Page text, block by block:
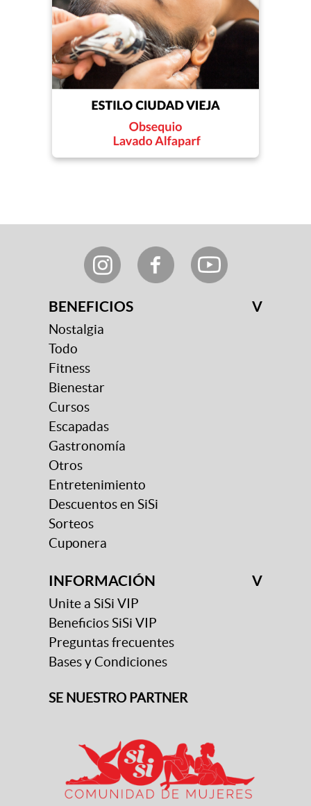
BENEFICIOS V
Nostalgia
Todo
Fitness
Bienestar
Cursos
Escapadas
Gastronomía
Otros
Entretenimiento
Descuentos en SiSi
Sorteos
Cuponera
INFORMACIÓN V
Unite a SiSi VIP
Beneficios SiSi VIP
Preguntas frecuentes
Bases y Condiciones
SE NUESTRO PARTNER